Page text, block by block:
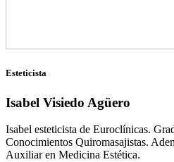
Esteticista
Isabel Visiedo Agüero
Isabel esteticista de Euroclínicas.
Conocimientos Quiromasajistas.
Auxiliar en Medicina Estética.